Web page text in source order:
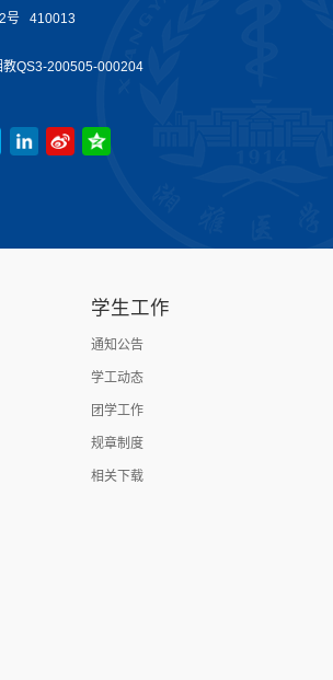
号 410013
教QS3-200505-000204
学生工作
通知公告
学工动态
团学工作
规章制度
相关下载